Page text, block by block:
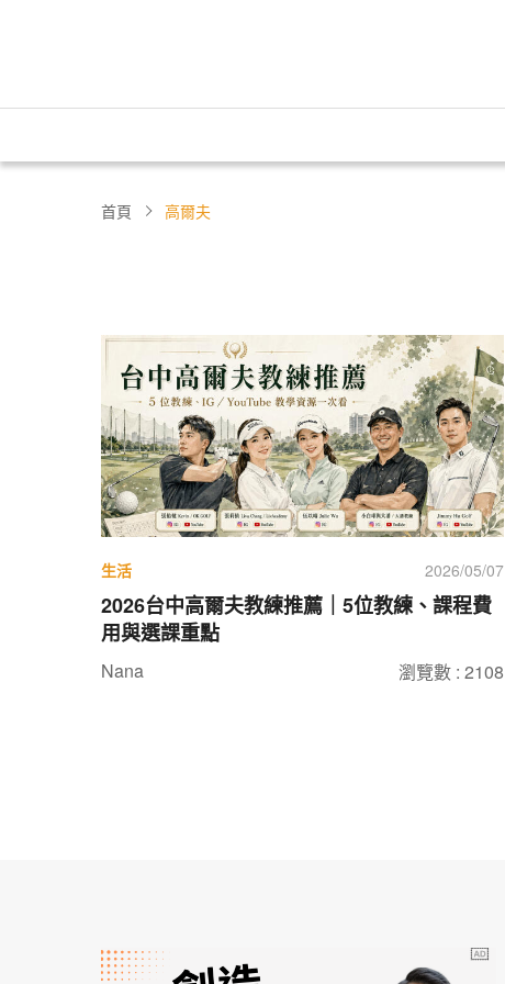
首頁 高爾夫
生活 2026/05/07
2026台中高爾夫教練推薦｜5位教練、課程費
用與選課重點
Nana 瀏覽數 : 2108